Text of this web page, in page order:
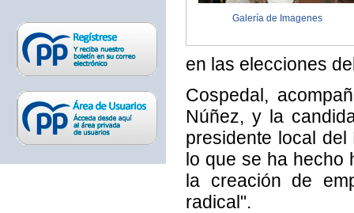
Galería de Imagenes
en las elecciones
Cospedal,
Núñez, y la
presidente local
lo que se ha hecho
la creación de
radical".